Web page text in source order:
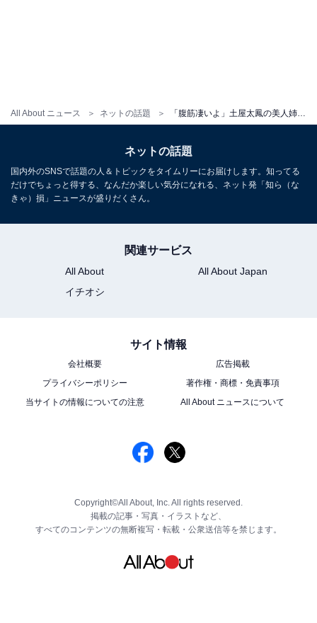
All About ニュース ネットの話題
ネットの話題
国内外のSNSで話題の人＆トピックをタイムリーにお届けします。知ってる
だけでちょっと得する、なんだか楽しい気分になれる、ネット発「知ら（な
きゃ）損」ニュースが盛りだくさん。
関連サービス
All About
All About Japan
イチオシ
サイト情報
会社概要
広告掲載
プライバシーポリシー
著作権・商標・免責事項
当サイトの情報についての注意
All About ニュースについて
Copyright©All About, Inc. All rights reserved.
掲載の記事・写真・イラストなど、
すべてのコンテンツの無断複写・転載・公衆送信等を禁じます。